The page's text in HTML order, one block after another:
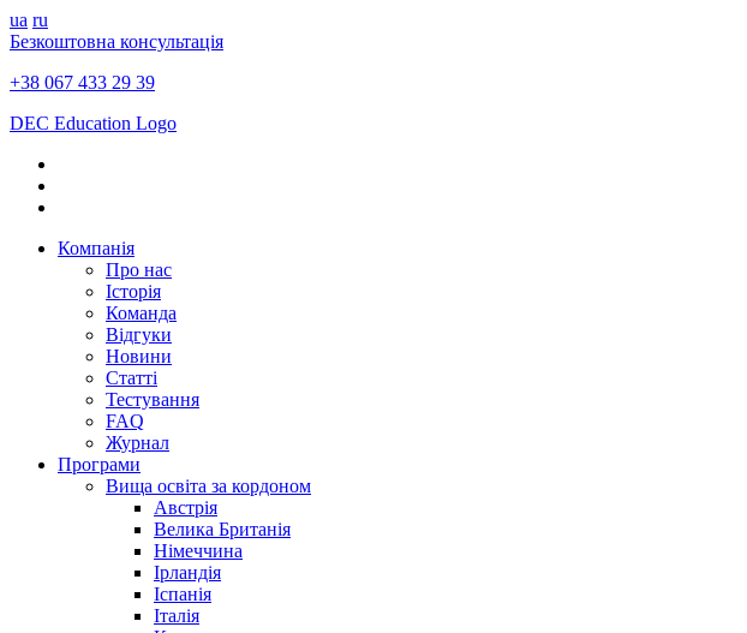
ua ru
Безкоштовна консультація
+38 067 433 29 39
DEC Education Logo
Компанія
Про нас
Історія
Команда
Відгуки
Новини
Статті
Тестування
FAQ
Журнал
Програми
Вища освіта за кордоном
Австрія
Велика Британія
Німеччина
Ірландія
Іспанія
Італія